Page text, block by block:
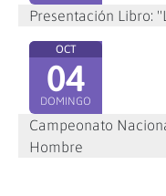
Presentación Libro:
OCT
04
DOMINGO
Campeonato
Hombre